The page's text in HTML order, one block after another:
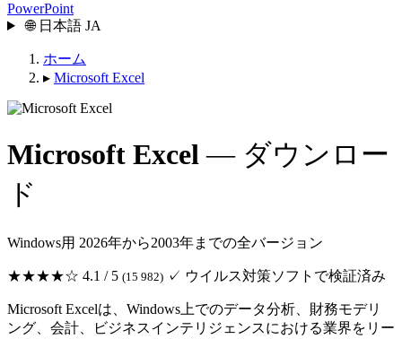
PowerPoint
🌐 日本語 JA
ホーム
▸ Microsoft Excel
Microsoft Excel— ダウンロー
ド
Windows用 2026年から2003年までの全バージョン
★★★★☆ 4.1 / 5 (15 982) ✓ ウイルス対策ソフトで検証済み
Microsoft Excelは、Windows上でのデータ分析、財務モデリ
ング、会計、ビジネスインテリジェンスにおける業界をリー